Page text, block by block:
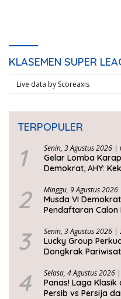
KLASEMEN SUPER
Live data by Scoreaxis
TERPOPULER
1 Senin, 3 Agustus 2026 |
Gelar Lomba
Demokrat, AHY:
2 Minggu, 9 Agustus
Musda VI
Pendaftaran Calon
3 Senin, 3 Agustus 2026 |
Lucky Group
Dongkrak
4 Selasa, 4 Agustus 2026
Panas! Laga Klasik
Persib vs Persija